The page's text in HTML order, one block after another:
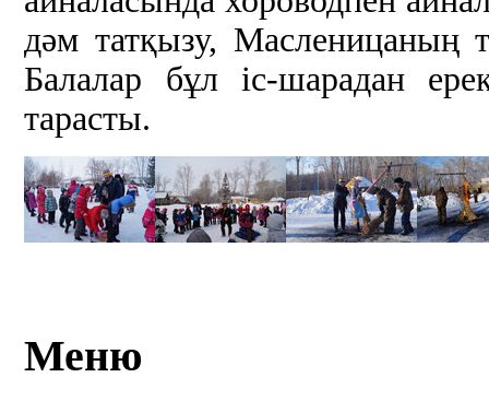
дәм татқызу, Масленицаның
Балалар бұл іс-шарадан
тарасты.
Меню